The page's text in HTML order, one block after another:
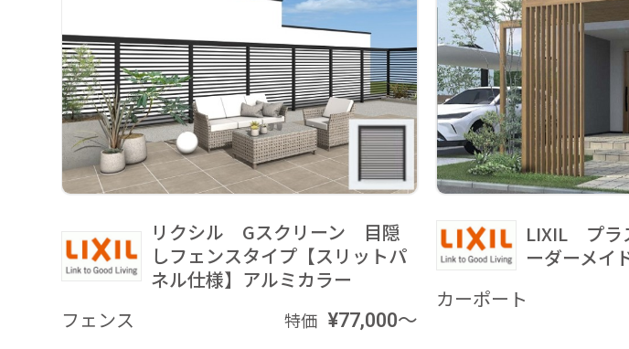
リクシル Gスクリーン 目隠
しフェンスタイプ【スリットパ
ネル仕様】アルミカラー
フェンス
特価 ¥77,000～
LIXIL プラ
ーダーメイ
カーポート